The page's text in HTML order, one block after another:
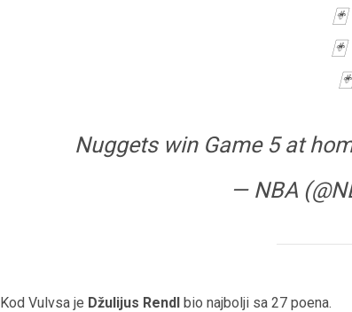
Nuggets win Game 5 at
— NBA
Kod Vulvsa je Džulijus Rendl bio najbolji sa 27 poena.